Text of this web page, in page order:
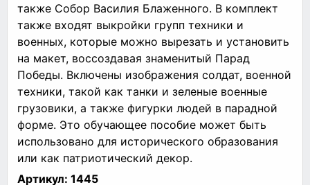
также Собор Василия Блаженного. В комплект
также входят выкройки групп техники и
военных, которые можно вырезать и установить
на макет, воссоздавая знаменитый Парад
Победы. Включены изображения солдат, военной
техники, такой как танки и зеленые военные
грузовики, а также фигурки людей в парадной
форме. Это обучающее пособие может быть
использовано для исторического образования
или как патриотический декор.
Артикул: 1445